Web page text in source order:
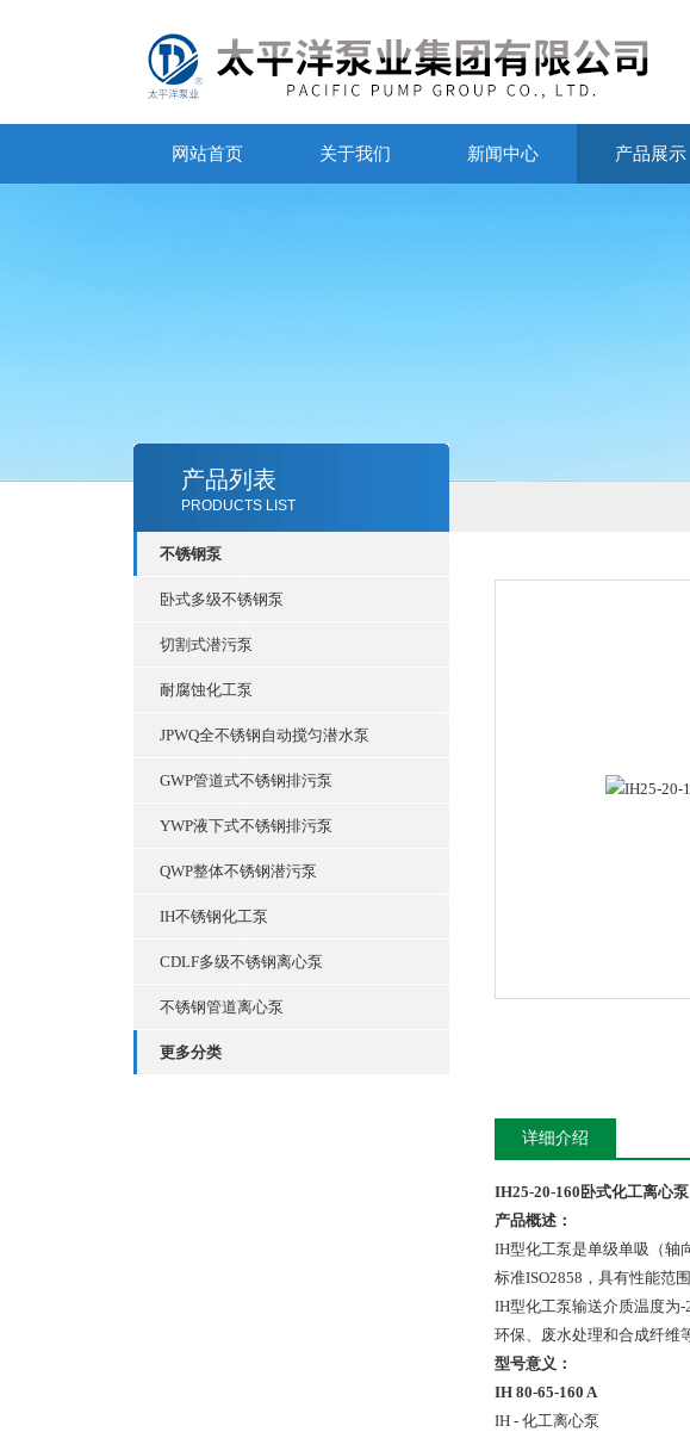
网站首页 关于我们 新闻中心 产品展示
产品列表
PRODUCTS LIST
不锈钢泵
卧式多级不锈钢泵
切割式潜污泵
耐腐蚀化工泵
JPWQ全不锈钢自动搅匀潜水泵
GWP管道式不锈钢排污泵
YWP液下式不锈钢排污泵
QWP整体不锈钢潜污泵
IH不锈钢化工泵
CDLF多级不锈钢离心泵
不锈钢管道离心泵
更多分类
详细介绍
IH25-20-160卧式化工离心泵
产品概述：
IH型化工泵是单级单吸（轴
标准ISO2858，具有性能范
IH型化工泵输送介质温度为
环保、废水处理和合成纤维
型号意义：
IH 80-65-160 A
IH - 化工离心泵